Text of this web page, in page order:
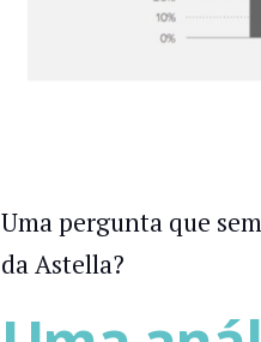
Uma pergunta que
da Astella?